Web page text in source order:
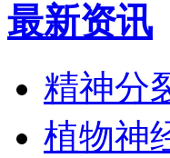
最新资讯
精神分
植物神